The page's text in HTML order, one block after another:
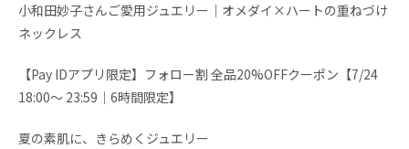
小和田妙子さんご愛用ジュエリー｜オメダイ×ハートの重ねづけ
ネックレス
【Pay IDアプリ限定】フォロー割 全品20%OFFクーポン【7/24
18:00～ 23:59│6時間限定】
夏の素肌に、きらめくジュエリー